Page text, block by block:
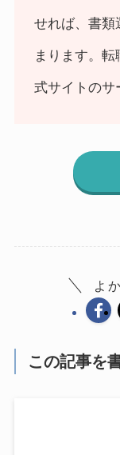
せれば、書類
まります。
式サイトのサ
よ
この記事を